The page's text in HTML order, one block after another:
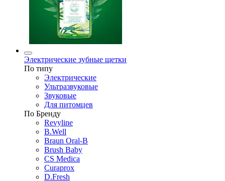
Электрические зубные щетки
По типу
Электрические
Ультразвуковые
Звуковые
Для питомцев
По Бренду
Revyline
B.Well
Braun Oral-B
Brush Baby
CS Medica
Curaprox
D.Fresh